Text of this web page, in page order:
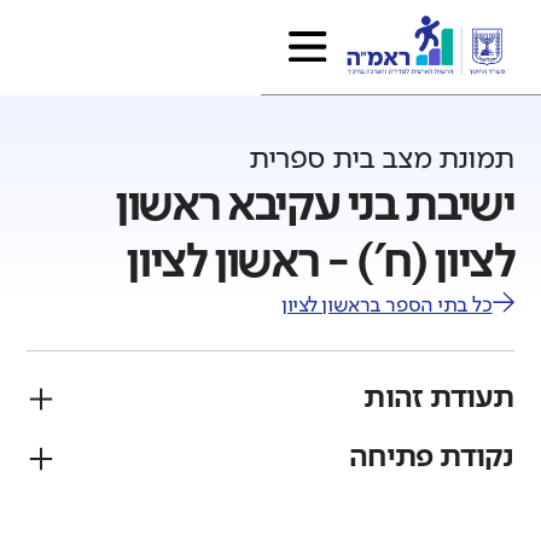
תמונת מצב בית ספרית
ישיבת בני עקיבא ראשון
לציון (ח') - ראשון לציון
כל בתי הספר בראשון לציון
תעודת זהות
פיקוח
נקודת פתיחה